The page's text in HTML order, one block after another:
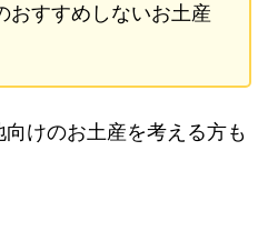
おすすめしないお土産
けのお土産を考える方も